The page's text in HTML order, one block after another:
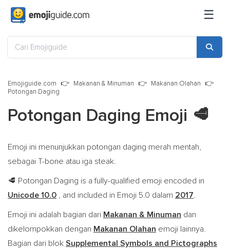
☰
Emojiguide.com Makanan & Minuman
Makanan Olahan
Potongan Daging
Potongan Daging Emoji 🥩
Emoji ini menunjukkan potongan daging merah mentah,
sebagai T-bone atau iga steak.
🥩 Potongan Daging is a fully-qualified emoji encoded in
Unicode 10.0 , and included in Emoji 5.0 dalam 2017.
Emoji ini adalah bagian dari Makanan & Minuman dan
dikelompokkan dengan Makanan Olahan emoji lainnya.
Bagian dari blok Supplemental Symbols and Pictographs